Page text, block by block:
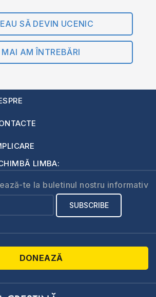
SĂ DEVIN UCENIC
MAI AM ÎNTREBĂRI
LIMBA:
te la buletinul nostru informativ
DONEAZĂ